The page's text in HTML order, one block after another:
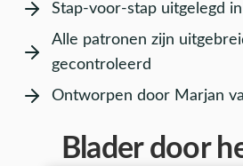
Stap-voor-stap uitgelegd
Alle patronen zijn
gecontroleerd
Ontworpen door Marjan
Blader door